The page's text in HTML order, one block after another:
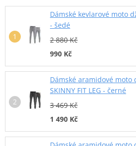
Dámské kevlarové moto
- šedé
2 880 Kč
990 Kč
Dámské aramidové moto
SKINNY FIT LEG - černé
3 469 Kč
1 490 Kč